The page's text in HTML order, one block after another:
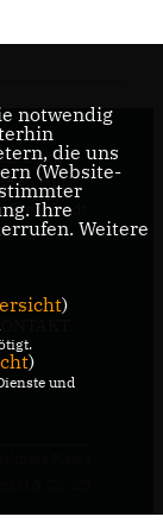
Stadt
rund
Stadt
Media
notwendig
die uns
(Website-
Ihre
Weitere
)
)
und